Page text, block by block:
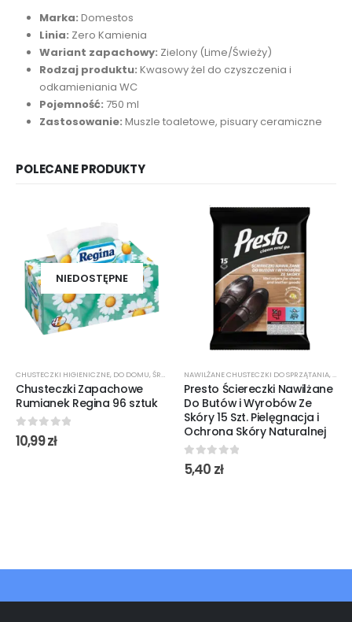
Marka: Domestos
Linia: Zero Kamienia
Wariant zapachowy: Zielony (Lime/Świeży)
Rodzaj produktu: Kwasowy żel do czyszczenia i
odkamieniania WC
Pojemność: 750 ml
Zastosowanie: Muszle toaletowe, pisuary ceramiczne
POLECANE PRODUKTY
NIEDOSTĘPNE
CHUSTECZKI HIGIENICZNE, DO DOMU,ŚRODKI CZYSTOŚCI
Chusteczki Zapachowe
Rumianek Regina 96 sztuk
0out of 5
10,99zł
NAWILŻANE CHUSTECZKI DO SPRZĄTANIA,
Presto Ściereczki Nawilżane
Do Butów i Wyrobów Ze
Skóry 15 Szt. Pielęgnacja i
Ochrona Skóry Naturalnej
0out of 5
5,40 zł